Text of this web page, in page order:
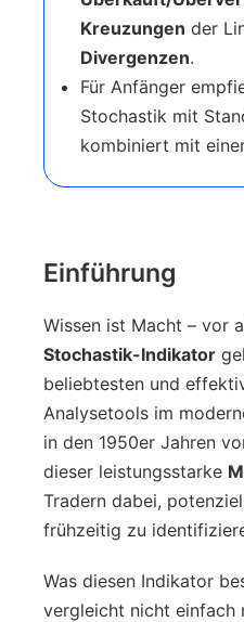
Kreuzungen der
Divergenzen.
Für Anfänger
Stochastik mit
kombiniert mit
Einführung
Wissen ist Macht – vor
Stochastik-Indikator
beliebtesten und
Analysetools im
in den 1950er Jahren
dieser leistungsstarke
Tradern dabei,
frühzeitig zu
Was diesen Indikator
vergleicht nicht einfach